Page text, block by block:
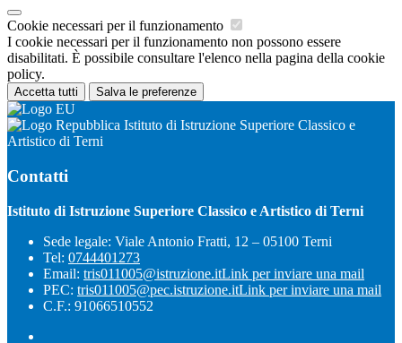
Cookie necessari per il funzionamento
I cookie necessari per il funzionamento non possono essere
disabilitati. È possibile consultare l'elenco nella pagina della cookie
policy.
Accetta tutti Salva le preferenze
Istituto di Istruzione Superiore Classico e
Artistico di Terni
Contatti
Istituto di Istruzione Superiore Classico e Artistico di Terni
Sede legale: Viale Antonio Fratti, 12 – 05100 Terni
Tel: 0744401273
Email: tris011005@istruzione.itLink per inviare una mail
PEC: tris011005@pec.istruzione.itLink per inviare una mail
C.F.: 91066510552